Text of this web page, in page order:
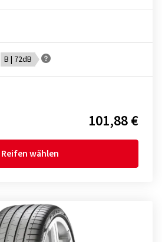
B | 72dB
101,88 €
Reifen wählen